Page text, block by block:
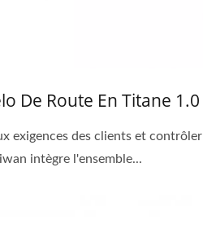
De Route En Titane 1.0
exigences des clients et contrôler
intègre l'ensemble...